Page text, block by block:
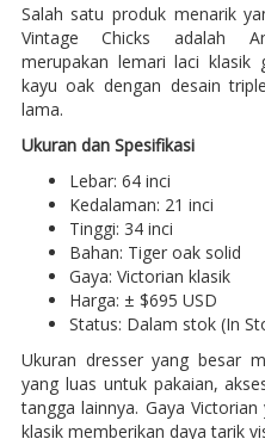
Salah satu produk menarik
Vintage Chicks adalah
merupakan lemari laci klasik
kayu oak dengan desain
lama.
Ukuran dan Spesifikasi
Lebar: 64 inci
Kedalaman: 21 inci
Tinggi: 34 inci
Bahan: Tiger oak solid
Gaya: Victorian klasik
Harga: ± $695 USD
Status: Dalam stok (In
Ukuran dresser yang besar
yang luas untuk pakaian,
tangga lainnya. Gaya
klasik memberikan daya tarik